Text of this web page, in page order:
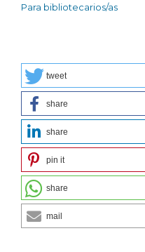
Para bibliotecarios/as
tweet
share
share
pin it
share
mail